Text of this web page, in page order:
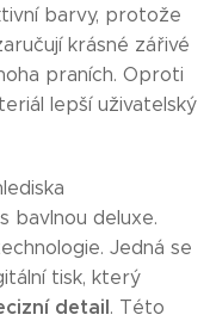
barvy, protože
krásné zářivé
praních. Oproti
lepší uživatelský
bavlnou deluxe.
Jedná se
tisk, který
detail. Této